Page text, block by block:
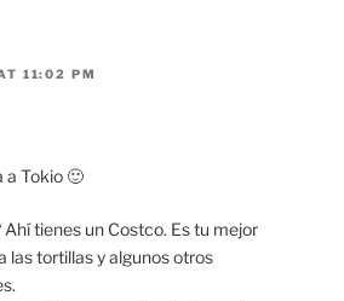
11:02 PM
a Tokio 🙂
tienes un Costco. Es tu mejor
las tortillas y algunos otros